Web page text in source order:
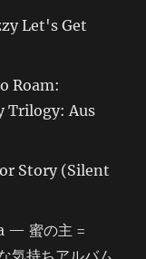
Let's Get
Roam:
Trilogy: Aus
Story (Silent
— 蜜の主 =
気持ちアルバム